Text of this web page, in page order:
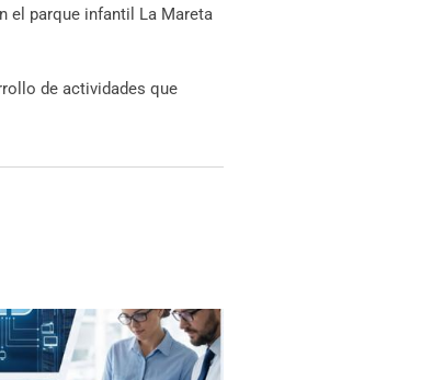
el parque infantil La Mareta
de actividades que